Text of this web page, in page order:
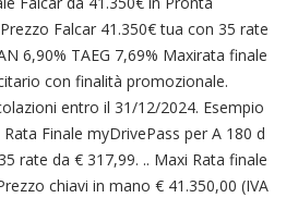
Prezzo Falcar 41.350€ tua con 35 rate
6,90% TAEG 7,69% Maxirata finale
con finalità promozionale.
entro il 31/12/2024. Esempio
Finale myDrivePass per A 180 d
rate da € 317,99. .. Maxi Rata finale
chiavi in mano € 41.350,00 (IVA